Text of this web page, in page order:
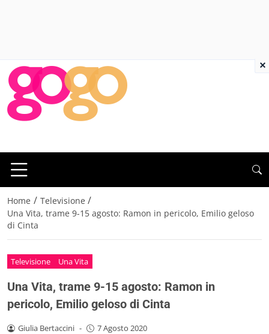
Home / Televisione /
Una Vita, trame 9-15 agosto: Ramon in pericolo, Emilio geloso
di Cinta
Televisione Una Vita
Una Vita, trame 9-15 agosto: Ramon in
pericolo, Emilio geloso di Cinta
Giulia Bertaccini - 7 Agosto 2020
×